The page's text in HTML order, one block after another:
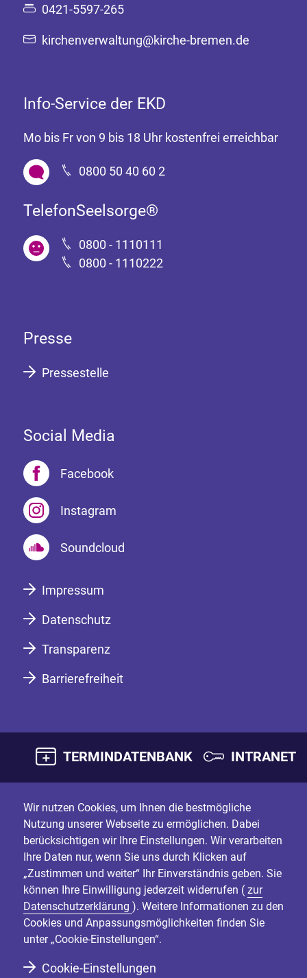
0421-5597-265
kirchenverwaltung@kirche-bremen.de
Info-Service der EKD
Mo bis Fr von 9 bis 18 Uhr kostenfrei erreichbar
0800 50 40 60 2
TelefonSeelsorge®
0800 - 1110111
0800 - 1110222
Presse
Pressestelle
Social Media
Facebook
Instagram
Soundcloud
Impressum
Datenschutz
Transparenz
Barrierefreiheit
TERMINDATENBANK INTRANET
Wir nutzen Cookies, um Ihnen die bestmögliche
Nutzung unserer Webseite zu ermöglichen. Dabei
berücksichtigen wir Ihre Einstellungen. Wir verarbeiten
Ihre Daten nur, wenn Sie uns durch Klicken auf
„Zustimmen und weiter“ Ihr Einverständnis geben. Sie
können Ihre Einwilligung jederzeit widerrufen ( zur
Datenschutzerklärung ). Weitere Informationen zu den
Cookies und Anpassungsmöglichkeiten finden Sie
unter „Cookie-Einstellungen“.
Cookie-Einstellungen